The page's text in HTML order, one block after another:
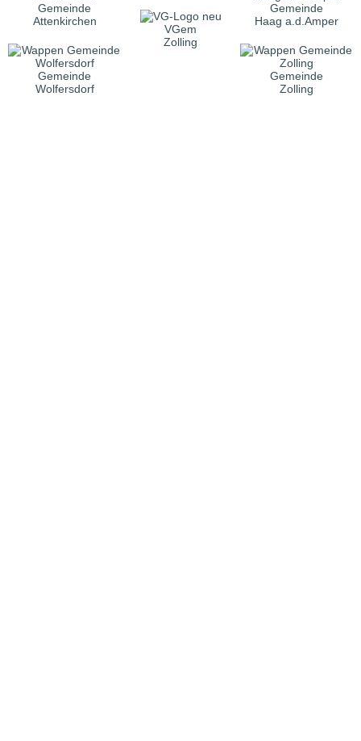
Gemeinde
Attenkirchen
VGem
Zolling
Gemeinde
Haag a.d.Amper
Gemeinde
Wolfersdorf
Gemeinde
Zolling